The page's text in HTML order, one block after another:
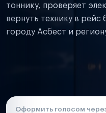
тоннику, проверяет
вернуть технику в рейс
городу Асбест и
Оформить голосом